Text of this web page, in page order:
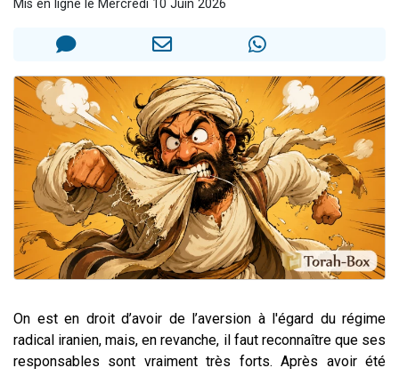
Il reste 49 places pour étudier en groupe sur Zoom
Eva vient de donner son Maasser
Mis en ligne le Mercredi 10 Juin 2026
On est en droit d’avoir de l’aversion à l'égard du régime
radical iranien, mais, en revanche, il faut reconnaître que ses
responsables sont vraiment très forts. Après avoir été